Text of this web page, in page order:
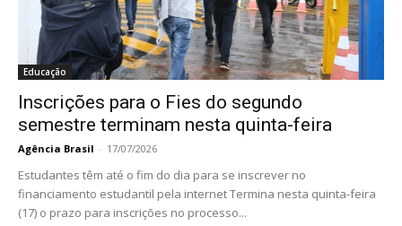
Educação
Inscrições para o Fies do segundo
semestre terminam nesta quinta-feira
Agência Brasil - 17/07/2026
Estudantes têm até o fim do dia para se inscrever no
financiamento estudantil pela internet Termina nesta quinta-feira
(17) o prazo para inscrições no processo...